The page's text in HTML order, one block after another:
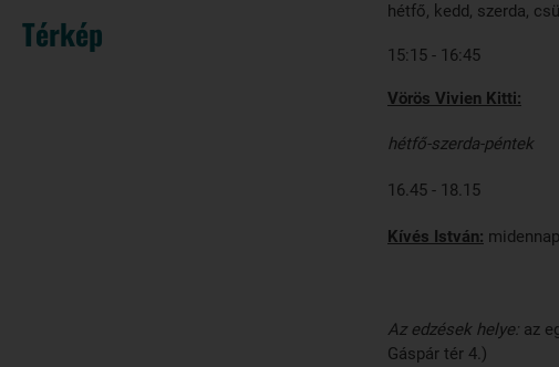
Térkép
hétfő, kedd, szerda,
15:15 - 16:45
Vörös Vivien Kitti:
hétfő-szerda-péntek
16.45 - 18.15
Kívés István: midennap
Az edzések helye: az
Gáspár tér 4.)